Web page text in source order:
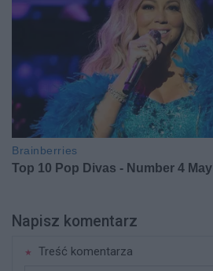
Napisz komentarz
Treść komentarza